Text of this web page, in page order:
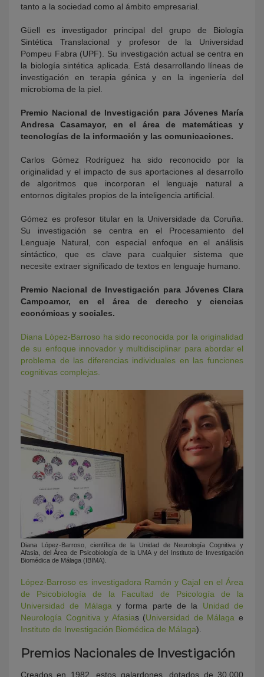
tanto a la sociedad como al ámbito empresarial.
Güell es investigador principal del grupo de Biología
Sintética Translacional y profesor de la Universidad
Pompeu Fabra (UPF). Su investigación actual se centra en
la biología sintética aplicada. Está desarrollando líneas de
investigación en terapia génica y en la ingeniería del
microbioma de la piel.
Premio Nacional de Investigación para Jóvenes María
Andresa Casamayor, en el área de matemáticas y
tecnologías de la información y las comunicaciones.
Carlos Gómez Rodríguez ha sido reconocido por la
originalidad y el impacto de sus aportaciones al desarrollo
de algoritmos que incorporan el lenguaje natural a
entornos digitales propios de la inteligencia artificial.
Gómez es profesor titular en la Universidade da Coruña.
Su investigación se centra en el Procesamiento del
Lenguaje Natural, con especial enfoque en el análisis
sintáctico, que es clave para cualquier sistema que
necesite extraer significado de textos en lenguaje humano.
Premio Nacional de Investigación para Jóvenes Clara
Campoamor, en el área de derecho y ciencias
económicas y sociales.
Diana López-Barroso ha sido reconocida por la originalidad
de su enfoque innovador y multidisciplinar para abordar el
problema de las diferencias individuales en las funciones
cognitivas complejas.
Diana López-Barroso, científica de la Unidad de Neurología Cognitiva y
Afasia, del Área de Psicobiología de la UMA y del Instituto de Investigación
Biomédica de Málaga (IBIMA).
López-Barroso es investigadora Ramón y Cajal en el Área
de Psicobiología de la Facultad de Psicología de la
Universidad de Málaga y forma parte de la Unidad de
Neurología Cognitiva y Afasias (Universidad de Málaga e
Instituto de Investigación Biomédica de Málaga).
Premios Nacionales de Investigación
Creados en 1982, estos galardones, dotados de 30.000